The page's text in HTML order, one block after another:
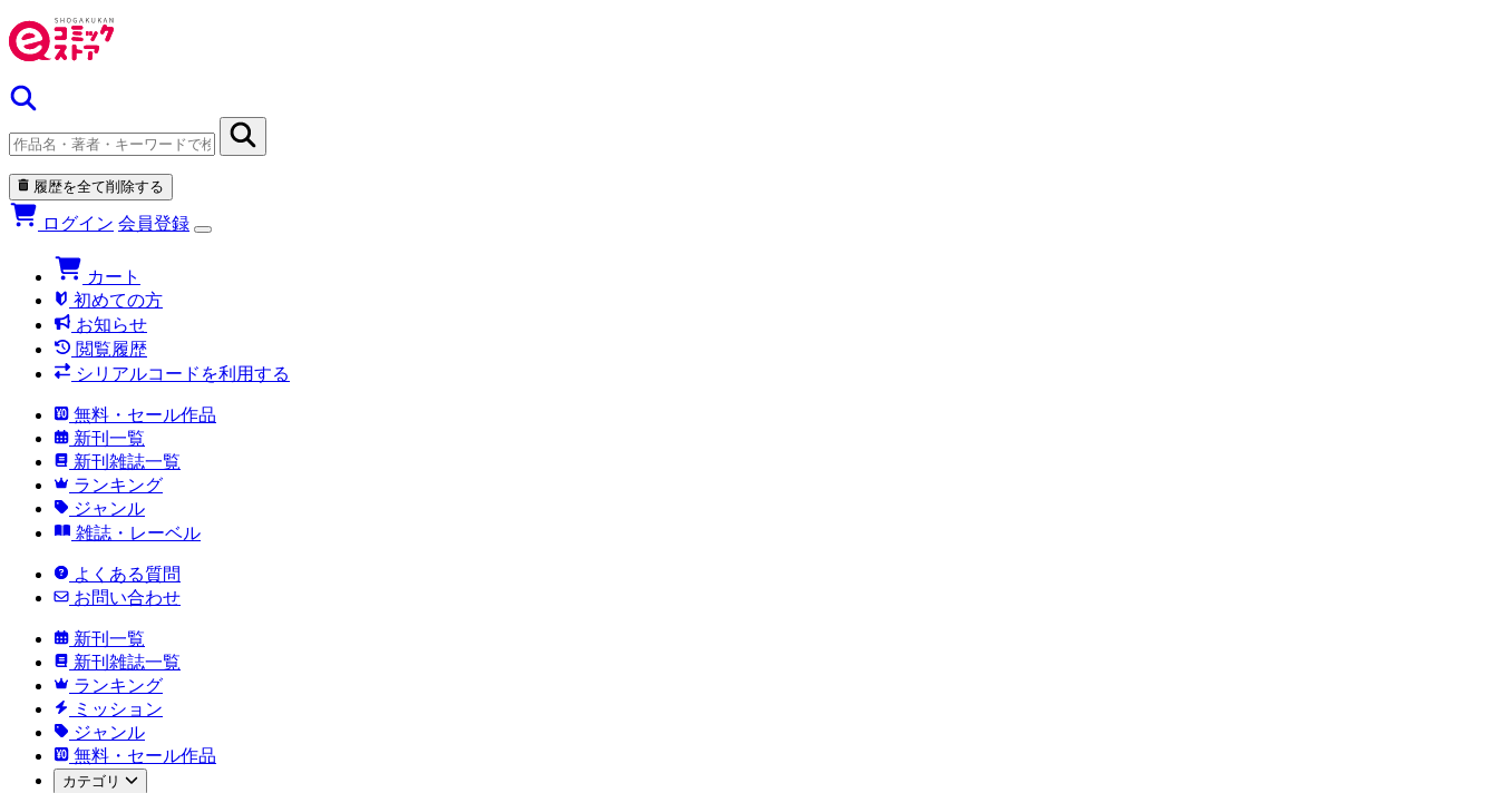
履歴を全て削除する
ログイン 会員登録
カート
初めての方
お知らせ
閲覧履歴
シリアルコードを利用する
無料・セール作品
新刊一覧
新刊雑誌一覧
ランキング
ジャンル
雑誌・レーベル
よくある質問
お問い合わせ
新刊一覧
新刊雑誌一覧
ランキング
ミッション
ジャンル
無料・セール作品
カテゴリ